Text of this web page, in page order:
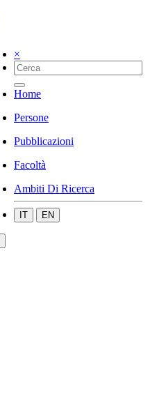
×
Home
Persone
Pubblicazioni
Facoltà
Ambiti Di Ricerca
IT EN